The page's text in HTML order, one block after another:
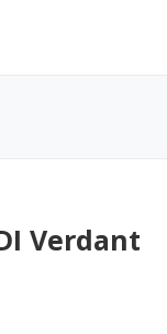
Verdant